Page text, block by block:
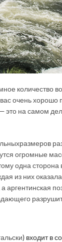
количество
очень
— это на самом
размеров
огромные
одна
из них
) входит в